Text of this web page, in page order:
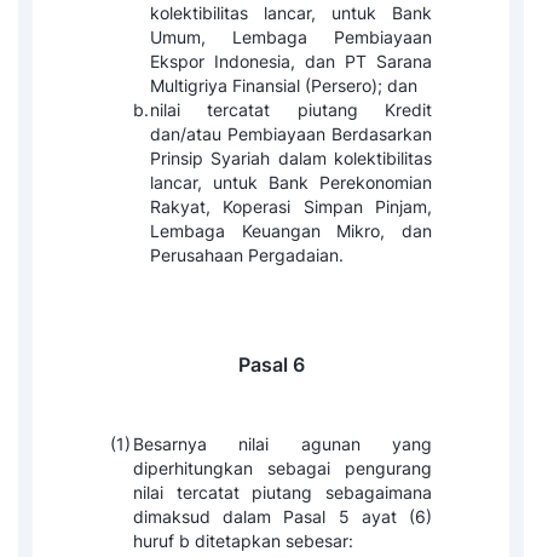
kolektibilitas lancar, untuk Bank
Umum, Lembaga Pembiayaan
Ekspor Indonesia, dan PT Sarana
Multigriya Finansial (Persero); dan
b.nilai tercatat piutang Kredit
dan/atau Pembiayaan Berdasarkan
Prinsip Syariah dalam kolektibilitas
lancar, untuk Bank Perekonomian
Rakyat, Koperasi Simpan Pinjam,
Lembaga Keuangan Mikro, dan
Perusahaan Pergadaian.
Pasal 6
(1) Besarnya nilai agunan yang
diperhitungkan sebagai pengurang
nilai tercatat piutang sebagaimana
dimaksud dalam Pasal 5 ayat (6)
huruf b ditetapkan sebesar: